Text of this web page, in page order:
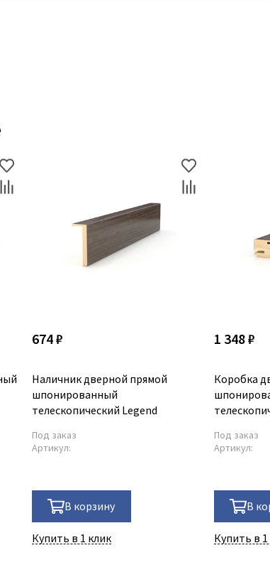
674 ₽
Наличник дверной прямой
шпонированный
телескопический Legend
Под заказ
Артикул:
В корзину
Купить в 1 клик
1 348 ₽
Коробка
Под заказ
Артикул:
В
Купить в 1